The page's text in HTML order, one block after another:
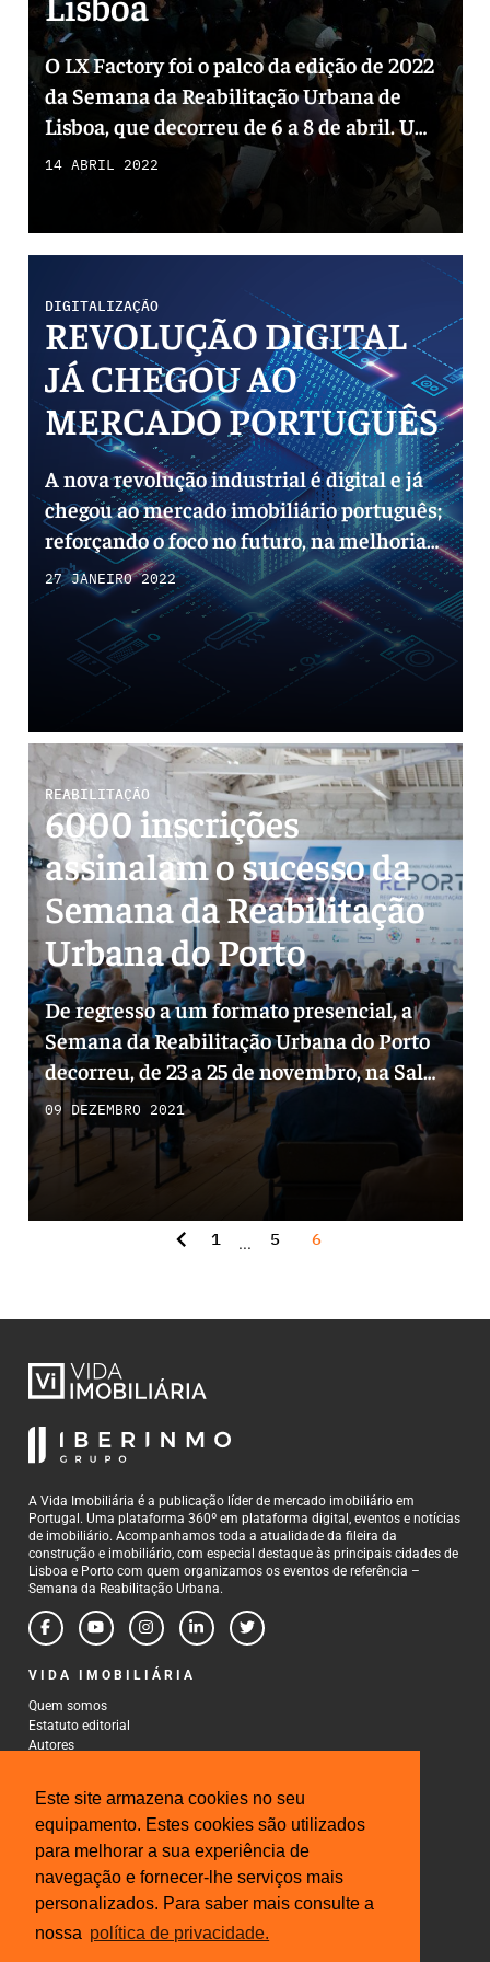
Este site armazena cookies no seu
equipamento. Estes cookies são utilizados
para melhorar a sua experiência de
navegação e fornecer-lhe serviços mais
personalizados. Para saber mais consulte a
nossa política de privacidade.
O LX Factory foi o palco da edição de 2022
da Semana da Reabilitação Urbana de
Lisboa, que decorreu de 6 a 8 de abril. Uma
programação de três dias que apresentou
uma agenda multifacetada de iniciativas
que se debruçam sobre a reabilitação
urbana, sustentabilidade, inovação e
14 ABRIL 2022
DIGITALIZAÇÃO
REVOLUÇÃO DIGITAL
JÁ CHEGOU AO
MERCADO PORTUGUÊS
A nova revolução industrial é digital e já
chegou ao mercado imobiliário português;
reforçando o foco no futuro, na melhoria
contínua e no desenvolvimento
sustentável, através da inovação.
27 JANEIRO 2022
REABILITAÇÃO
6000 inscrições
assinalam o sucesso da
Semana da Reabilitação
Urbana do Porto
De regresso a um formato presencial, a
Semana da Reabilitação Urbana do Porto
decorreu, de 23 a 25 de novembro, na Sala
do Arquivo, no Centro de Congressos da
Alfândega do Porto. Uma programação de
três dias e que abordou os principais
temas do setor da construção e do
imobiliário em Portugal.
09 DEZEMBRO 2021
chevron_left 1 ... 5 6
A Vida Imobiliária é a publicação líder de mercado imobiliário em
Portugal. Uma plataforma 360º em plataforma digital, eventos e notícias
de imobiliário. Acompanhamos toda a atualidade da fileira da
construção e imobiliário, com especial destaque às principais cidades de
Lisboa e Porto com quem organizamos os eventos de referência –
Semana da Reabilitação Urbana.
VIDA IMOBILIÁRIA
Quem somos
Estatuto editorial
Autores
CONTACTOS
Rua Gonçalo Cristovão, 185 - 6º
4000-269 Porto
Tel: 222 085 009
Fax: 222 085 010
Email: gestao@iberinmo.com